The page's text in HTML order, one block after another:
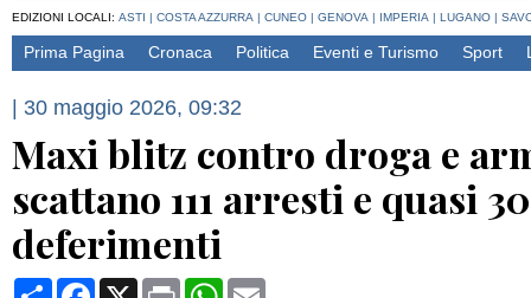
EDIZIONI LOCALI: ASTI | COSTA AZZURRA | CUNEO | GENOVA | IMPERIA | LUGANO |
Prima Pagina Cronaca Politica Eventi e Turismo Sport
| 30 maggio 2026, 09:32
Maxi blitz contro droga e
scattano 111 arresti e quasi
deferimenti
CondividiFacebook
X Print WhatsApp